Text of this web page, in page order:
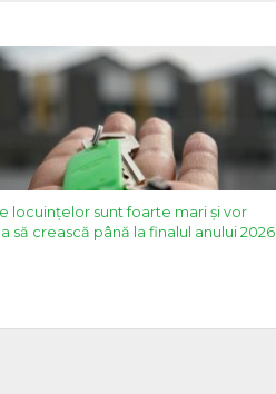
locuințelor sunt foarte mari și vor
să crească până la finalul anului 2026